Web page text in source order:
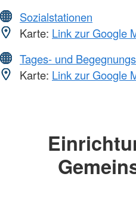
Sozialstationen
Karte: Link zur Google
Tages- und
Karte: Link zur Google